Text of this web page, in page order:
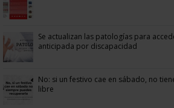
Se actualizan las patologías para
anticipada por discapacidad
No: si un festivo cae en sábado, no
libre